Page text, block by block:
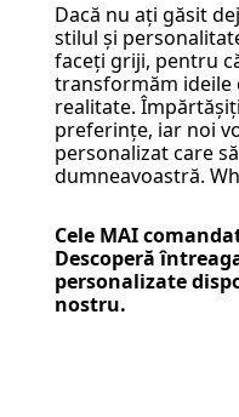
Dacă nu ați găsit
stilul și
faceți griji, pentru
transformăm ideile
realitate.
preferințe, iar noi
personalizat care
dumneavoastră.
Cele MAI
Descoperă
personalizate
nostru.